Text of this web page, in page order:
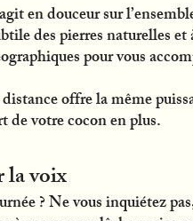
en douceur sur
des pierres naturelles et
pour vous
offre la même
de votre cocon en plus.
la voix
? Ne vous inquiétez